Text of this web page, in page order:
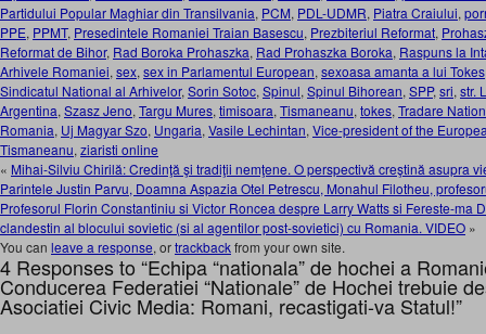
Partidului Popular Maghiar din Transilvania, PCM, PDL-UDMR, Piatra Craiului,
PPE, PPMT, Presedintele Romaniei Traian Basescu, Prezbiteriul Reformat,
Reformat de Bihor, Rad Boroka Prohaszka, Rad Prohaszka Boroka, Raspuns la
Arhivele Romaniei, sex, sex in Parlamentul European, sexoasa amanta a lui Tokes
Sindicatul National al Arhivelor, Sorin Sotoc, Spinul, Spinul Bihorean, SPP, sri, str.
Argentina, Szasz Jeno, Targu Mures, timisoara, Tismaneanu, tokes, Tradare
Romania, Uj Magyar Szo, Ungaria, Vasile Lechintan, Vice-president of the
Tismaneanu, ziaristi online
« Mihai-Silviu Chirilă: Credinţă şi tradiţii nemţene. O perspectivă creştină asupra
Parintele Justin Parvu, Doamna Aspazia Otel Petrescu, Monahul Filotheu,
Profesorul Florin Constantiniu si Victor Roncea despre Larry Watts si Fereste-ma
clandestin al blocului sovietic (si al agentilor post-sovietici) cu Romania. VIDEO »
You can leave a response, ortrackbackfrom your own site.
4 Responses to “Echipa “nationala” de hochei a
Conducerea Federatiei “Nationale” de Hochei trebuie
Asociatiei Civic Media: Romani, recastigati-va Statul!”